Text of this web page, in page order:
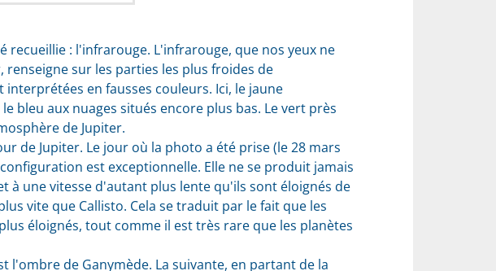
recueillie : l'infrarouge. L'infrarouge, que nos yeux ne
sur les parties les plus froides de
en fausses couleurs. Ici, le jaune
bleu aux nuages situés encore plus bas. Le vert près
de Jupiter.
de Jupiter. Le jour où la photo a été prise (le 28 mars
est exceptionnelle. Elle ne se produit jamais
à une vitesse d'autant plus lente qu'ils sont éloignés de
vite que Callisto. Cela se traduit par le fait que les
éloignés, tout comme il est très rare que les planètes
l'ombre de Ganymède. La suivante, en partant de la